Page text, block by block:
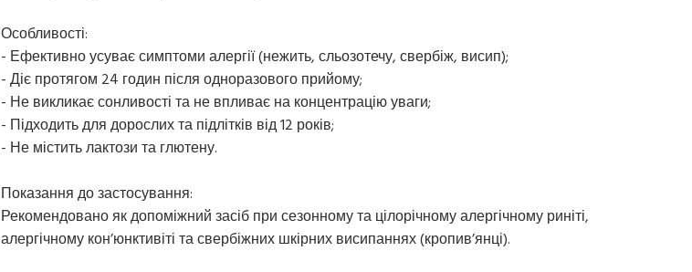
Особливості:
- Ефективно усуває симптоми алергії (нежить, сльозотечу, свербіж, висип);
- Діє протягом 24 годин після одноразового прийому;
- Не викликає сонливості та не впливає на концентрацію уваги;
- Підходить для дорослих та підлітків від 12 років;
- Не містить лактози та глютену.
Показання до застосування:
Рекомендовано як допоміжний засіб при сезонному та цілорічному алергічному риніті,
алергічному кон’юнктивіті та свербіжних шкірних висипаннях (кропив’янці).